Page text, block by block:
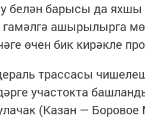
белән барысы да яхшы
ашырылырга
өчен бик кирәкле
трассасы
участокта
(Казан —